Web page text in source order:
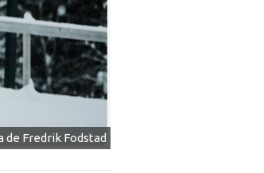
de Fredrik Fodstad